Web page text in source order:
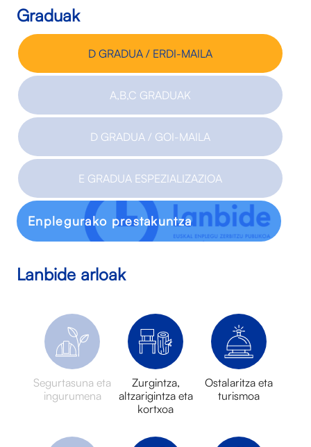
Graduak
D GRADUA / ERDI-MAILA
A,B,C GRADUAK
D GRADUA / GOI-MAILA
E GRADUA ESPEZIALIZAZIOA
Enplegurako prestakuntza
Lanbide arloak
Segurtasuna eta
ingurumena
Zurgintza,
altzarigintza eta
kortxoa
Ostalaritza eta
turismoa